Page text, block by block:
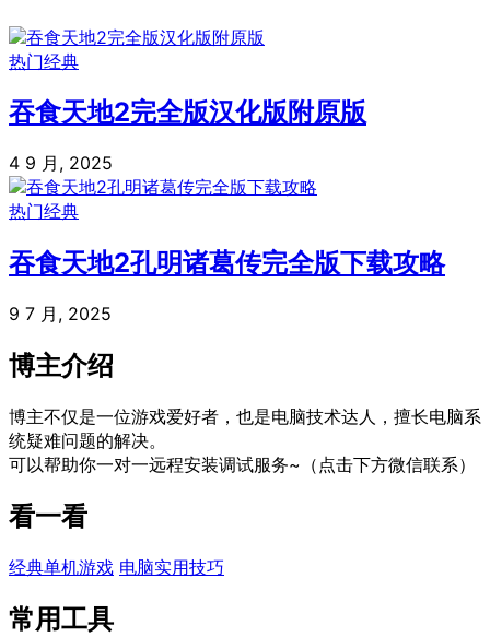
热门经典
吞食天地2完全版汉化版附原版
4 9 月, 2025
热门经典
吞食天地2孔明诸葛传完全版下载攻略
9 7 月, 2025
博主介绍
博主不仅是一位游戏爱好者，也是电脑技术达人，擅长电脑系
统疑难问题的解决。
可以帮助你一对一远程安装调试服务~（点击下方微信联系）
看一看
经典单机游戏 电脑实用技巧
常用工具